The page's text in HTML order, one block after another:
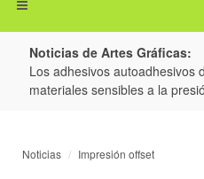
Noticias de Artes Gráficas:
Los adhesivos autoadhesivos
materiales sensibles a la
Noticias Impresión offset